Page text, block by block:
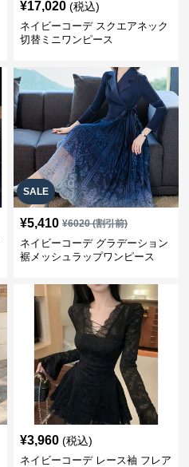
¥17,020 (税込)
ネイビーコーデ スクエアネック
切替ミニワンピース
SALE
¥5,410 ¥6020(割引前)
ネイビーコーデ グラデーション
裾メッシュラップワンピース
¥3,960 (税込)
ネイビーコーデ レース袖 フレア